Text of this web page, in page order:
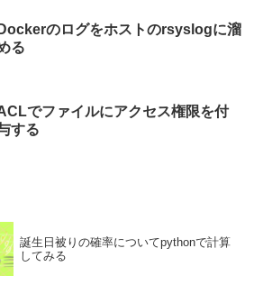
Dockerのログをホストのrsyslogに溜
る
でファイルにアクセス権限を付
する
誕生日被りの確率についてpythonで計算
してみる